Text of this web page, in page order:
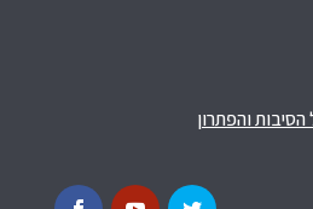
והפתרון